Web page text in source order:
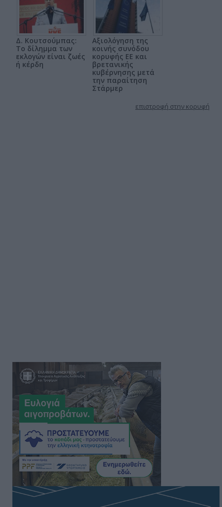
Δ. Κουτσούμπας:
Το δίλημμα των
εκλογών είναι ζωές
ή κέρδη
Αξιολόγηση της
κοινής συνόδου
κορυφής ΕΕ και
βρετανικής
κυβέρνησης μετά
την παραίτηση
Στάρμερ
επιστροφή στην κορυφή